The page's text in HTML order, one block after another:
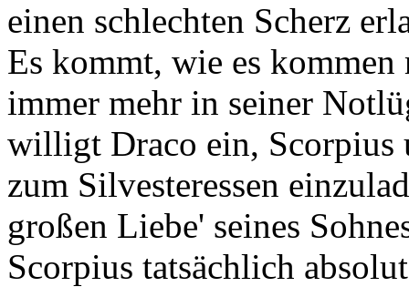
einen schlechten Scherz
Es kommt, wie es
immer mehr in seiner
willigt Draco ein, Scorpius
zum Silvesteressen
großen Liebe' seines
Scorpius tatsächlich